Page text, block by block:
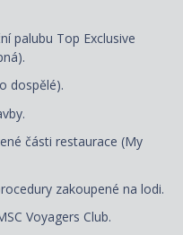
palubu Top Exclusive
dospělé).
části restaurace (My
zakoupené na lodi.
Voyagers Club.